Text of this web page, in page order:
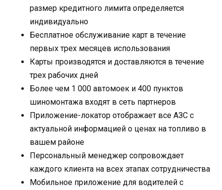
размер кредитного лимита определяется
индивидуально
Бесплатное обслуживание карт в течение
первых трех месяцев использования
Карты производятся и доставляются в течение
трех рабочих дней
Более чем 1 000 автомоек и 400 пунктов
шиномонтажа входят в сеть партнеров
Приложение-локатор отображает все АЗС с
актуальной информацией о ценах на топливо в
вашем районе
Персональный менеджер сопровождает
каждого клиента на всех этапах сотрудничества
Мобильное приложение для водителей с